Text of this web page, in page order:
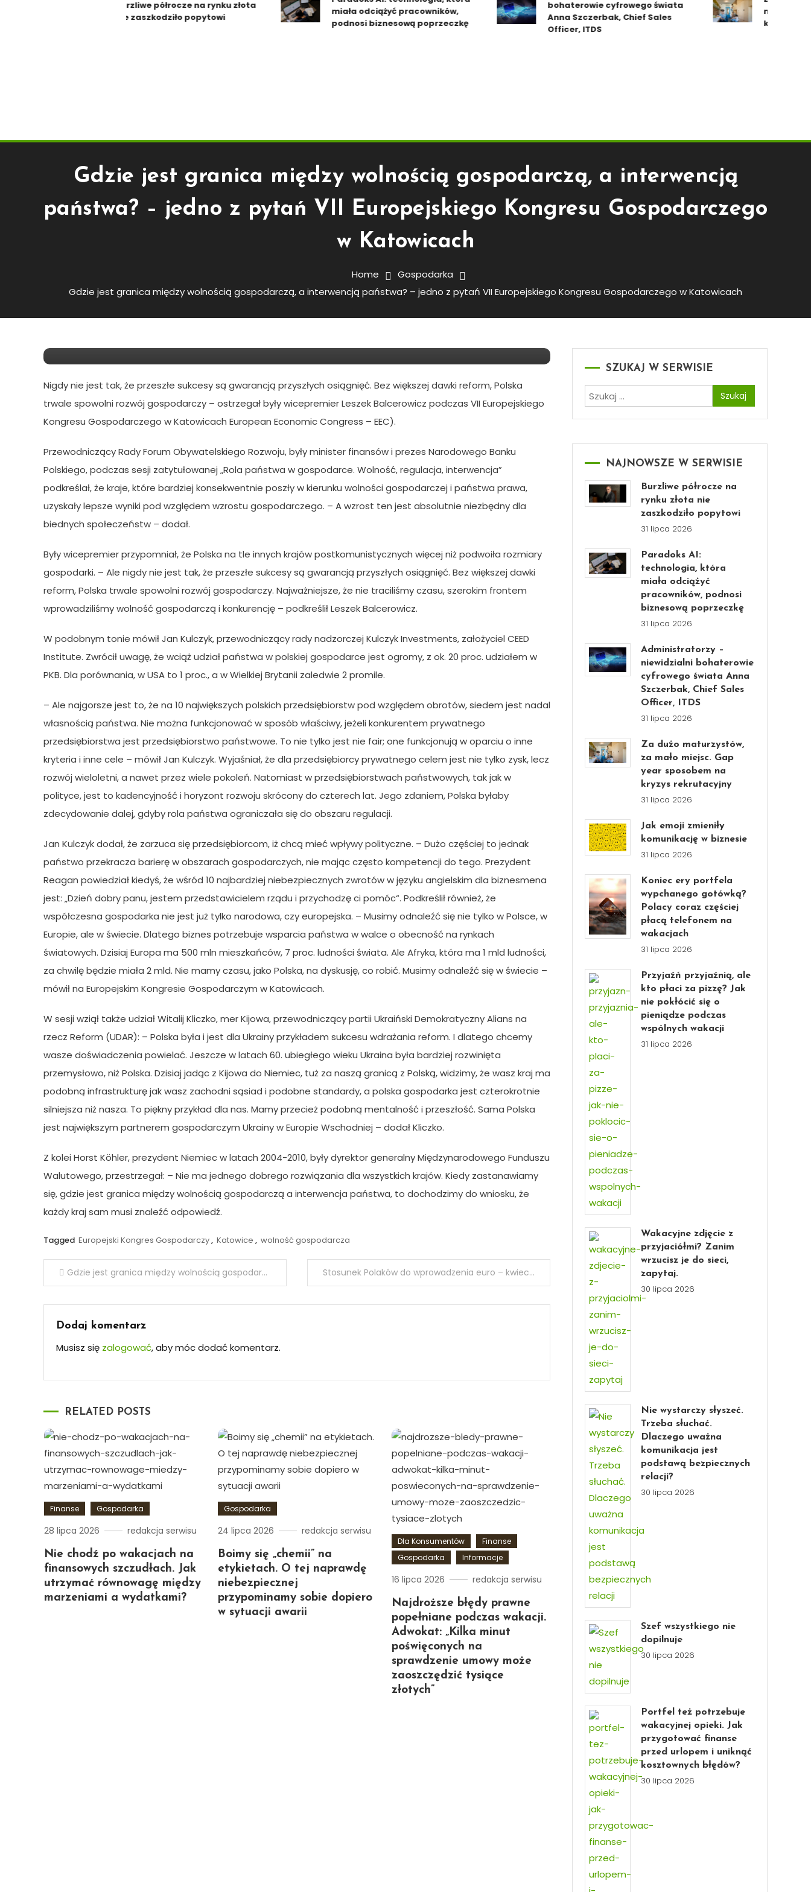
Burzliwe półrocze na rynku złota
nie zaszkodziło popytowi
miała odciążyć pracowników,
podnosi biznesową poprzeczkę
bohaterowie cyfrowego świata
Anna Szczerbak, Chief Sales
Officer, ITDS
miejsc. Gap
kryzys
Gdzie jest granica między wolnością gospodarczą, a interwencją
państwa? – jedno z pytań VII Europejskiego Kongresu Gospodarczego
w Katowicach
Home
Gospodarka
Gdzie jest granica między wolnością gospodarczą, a interwencją państwa? – jedno z pytań VII Europejskiego Kongresu Gospodarczego w Katowicach
Gdzie Jest Granica Między Wolnością Gospodarczą, A
Nigdy nie jest tak, że przeszłe sukcesy są gwarancją przyszłych osiągnięć. Bez większej dawki reform, Polska
trwale spowolni rozwój gospodarczy – ostrzegał były wicepremier Leszek Balcerowicz podczas VII Europejskiego
Kongresu Gospodarczego w Katowicach European Economic Congress – EEC).
Przewodniczący Rady Forum Obywatelskiego Rozwoju, były minister finansów i prezes Narodowego Banku
Polskiego, podczas sesji zatytułowanej „Rola państwa w gospodarce. Wolność, regulacja, interwencja”
podkreślał, że kraje, które bardziej konsekwentnie poszły w kierunku wolności gospodarczej i państwa prawa,
uzyskały lepsze wyniki pod względem wzrostu gospodarczego. – A wzrost ten jest absolutnie niezbędny dla
biednych społeczeństw – dodał.
Były wicepremier przypomniał, że Polska na tle innych krajów postkomunistycznych więcej niż podwoiła rozmiary
gospodarki. – Ale nigdy nie jest tak, że przeszłe sukcesy są gwarancją przyszłych osiągnięć. Bez większej dawki
reform, Polska trwale spowolni rozwój gospodarczy. Najważniejsze, że nie traciliśmy czasu, szerokim frontem
wprowadziliśmy wolność gospodarczą i konkurencję – podkreślił Leszek Balcerowicz.
W podobnym tonie mówił Jan Kulczyk, przewodniczący rady nadzorczej Kulczyk Investments, założyciel CEED
Institute. Zwrócił uwagę, że wciąż udział państwa w polskiej gospodarce jest ogromy, z ok. 20 proc. udziałem w
PKB. Dla porównania, w USA to 1 proc., a w Wielkiej Brytanii zaledwie 2 promile.
– Ale najgorsze jest to, że na 10 największych polskich przedsiębiorstw pod względem obrotów, siedem jest nadal
własnością państwa. Nie można funkcjonować w sposób właściwy, jeżeli konkurentem prywatnego
przedsiębiorstwa jest przedsiębiorstwo państwowe. To nie tylko jest nie fair; one funkcjonują w oparciu o inne
kryteria i inne cele – mówił Jan Kulczyk. Wyjaśniał, że dla przedsiębiorcy prywatnego celem jest nie tylko zysk, lecz
rozwój wieloletni, a nawet przez wiele pokoleń. Natomiast w przedsiębiorstwach państwowych, tak jak w
polityce, jest to kadencyjność i horyzont rozwoju skrócony do czterech lat. Jego zdaniem, Polska byłaby
zdecydowanie dalej, gdyby rola państwa ograniczała się do obszaru regulacji.
Jan Kulczyk dodał, że zarzuca się przedsiębiorcom, iż chcą mieć wpływy polityczne. – Dużo częściej to jednak
państwo przekracza barierę w obszarach gospodarczych, nie mając często kompetencji do tego. Prezydent
Reagan powiedział kiedyś, że wśród 10 najbardziej niebezpiecznych zwrotów w języku angielskim dla biznesmena
jest: „Dzień dobry panu, jestem przedstawicielem rządu i przychodzę ci pomóc“. Podkreślił również, że
współczesna gospodarka nie jest już tylko narodowa, czy europejska. – Musimy odnaleźć się nie tylko w Polsce, w
Europie, ale w świecie. Dlatego biznes potrzebuje wsparcia państwa w walce o obecność na rynkach
światowych. Dzisiaj Europa ma 500 mln mieszkańców, 7 proc. ludności świata. Ale Afryka, która ma 1 mld ludności,
za chwilę będzie miała 2 mld. Nie mamy czasu, jako Polska, na dyskusję, co robić. Musimy odnaleźć się w świecie –
mówił na Europejskim Kongresie Gospodarczym w Katowicach.
W sesji wziął także udział Witalij Kliczko, mer Kijowa, przewodniczący partii Ukraiński Demokratyczny Alians na
rzecz Reform (UDAR): – Polska była i jest dla Ukrainy przykładem sukcesu wdrażania reform. I dlatego chcemy
wasze doświadczenia powielać. Jeszcze w latach 60. ubiegłego wieku Ukraina była bardziej rozwinięta
przemysłowo, niż Polska. Dzisiaj jadąc z Kijowa do Niemiec, tuż za naszą granicą z Polską, widzimy, że wasz kraj ma
podobną infrastrukturę jak wasz zachodni sąsiad i podobne standardy, a polska gospodarka jest czterokrotnie
silniejsza niż nasza. To piękny przykład dla nas. Mamy przecież podobną mentalność i przeszłość. Sama Polska
jest największym partnerem gospodarczym Ukrainy w Europie Wschodniej – dodał Kliczko.
Z kolei Horst Köhler, prezydent Niemiec w latach 2004-2010, były dyrektor generalny Międzynarodowego Funduszu
Walutowego, przestrzegał: – Nie ma jednego dobrego rozwiązania dla wszystkich krajów. Kiedy zastanawiamy
się, gdzie jest granica między wolnością gospodarczą a interwencja państwa, to dochodzimy do wniosku, że
każdy kraj sam musi znaleźć odpowiedź.
Tagged Europejski Kongres Gospodarczy, Katowice , wolność gospodarcza
Nawigacja
Gdzie jest granica między wolnością gospodarczą, a interwencją państwa? Stosunek Polaków do wprowadzenia euro – kwiecień 2015
Dodaj komentarz
Musisz się zalogować, aby móc dodać komentarz.
RELATED POSTS
Finanse Gospodarka
28 lipca 2026 redakcja serwisu
Nie chodź po wakacjach na
finansowych szczudłach. Jak
utrzymać równowagę między
marzeniami a wydatkami?
Gospodarka
24 lipca 2026 redakcja serwisu
Boimy się „chemii” na
etykietach. O tej naprawdę
niebezpiecznej
przypominamy sobie dopiero
w sytuacji awarii
Dla Konsumentów
Finanse
Gospodarka
Informacje
16 lipca 2026 redakcja serwisu
Najdroższe błędy prawne
popełniane podczas wakacji.
Adwokat: „Kilka minut
poświęconych na
sprawdzenie umowy może
zaoszczędzić tysiące
złotych”
SZUKAJ W SERWISIE
Szukaj:
NAJNOWSZE W SERWISIE
Burzliwe półrocze na
rynku złota nie
zaszkodziło popytowi
31 lipca 2026
Paradoks AI:
technologia, która
miała odciążyć
pracowników, podnosi
biznesową poprzeczkę
31 lipca 2026
Administratorzy –
niewidzialni bohaterowie
cyfrowego świata Anna
Szczerbak, Chief Sales
Officer, ITDS
31 lipca 2026
Za dużo maturzystów,
za mało miejsc. Gap
year sposobem na
kryzys rekrutacyjny
31 lipca 2026
Jak emoji zmieniły
komunikację w biznesie
31 lipca 2026
Koniec ery portfela
wypchanego gotówką?
Polacy coraz częściej
płacą telefonem na
wakacjach
31 lipca 2026
Przyjaźń przyjaźnią, ale
kto płaci za pizzę? Jak
nie pokłócić się o
pieniądze podczas
wspólnych wakacji
31 lipca 2026
Wakacyjne zdjęcie z
przyjaciółmi? Zanim
wrzucisz je do sieci,
zapytaj.
30 lipca 2026
Nie wystarczy słyszeć.
Trzeba słuchać.
Dlaczego uważna
komunikacja jest
podstawą bezpiecznych
relacji?
30 lipca 2026
Szef wszystkiego nie
dopilnuje
30 lipca 2026
Portfel też potrzebuje
wakacyjnej opieki. Jak
przygotować finanse
przed urlopem i uniknąć
kosztownych błędów?
30 lipca 2026